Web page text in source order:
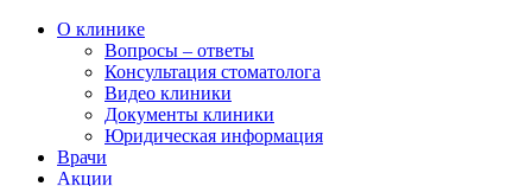
О клинике
Вопросы – ответы
Консультация стоматолога
Видео клиники
Документы клиники
Юридическая информация
Врачи
Акции